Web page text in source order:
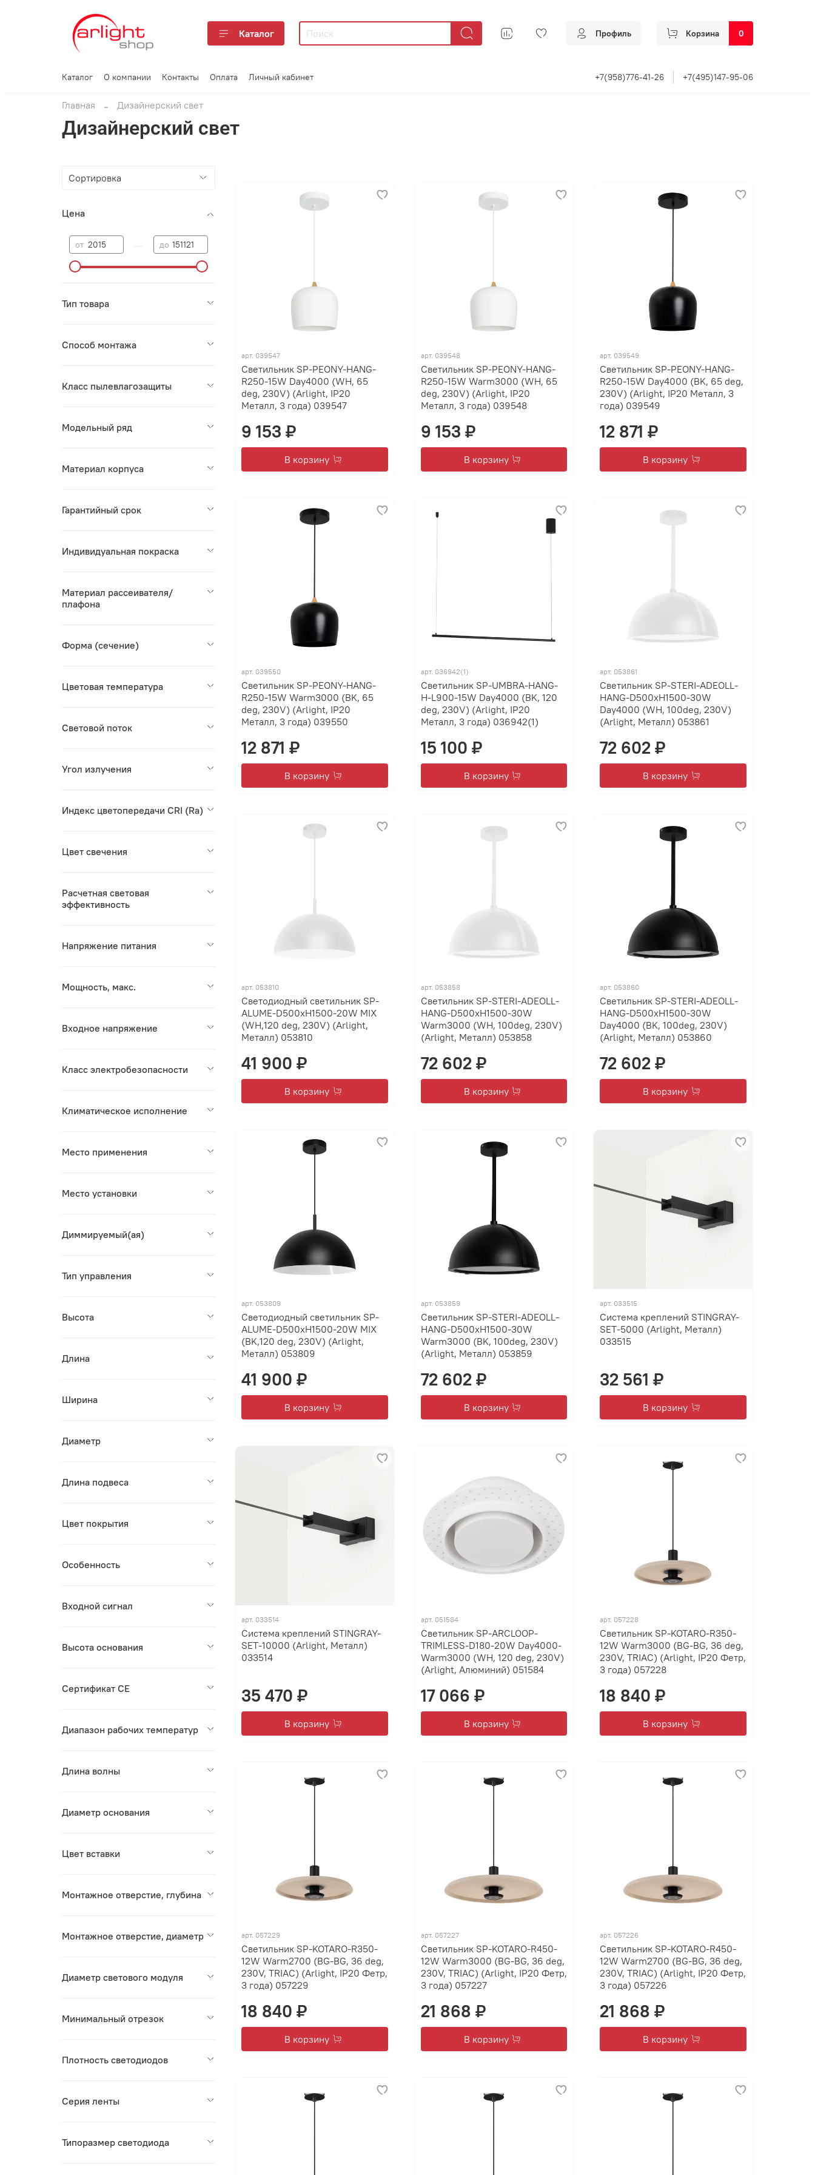
Каталог Профиль Корзина 0
Каталог О компании Контакты Оплата Личный кабинет +7(958)776-41-26 +7(495)147-95-06
Главная Дизайнерский свет
Дизайнерский свет
арт. 039547
Светильник SP-PEONY-HANG-
R250-15W Day4000 (WH, 65
deg, 230V) (Arlight, IP20
Металл, 3 года) 039547
9 153 ₽
В корзину
арт. 039548
Светильник SP-PEONY-HANG-
R250-15W Warm3000 (WH, 65
deg, 230V) (Arlight, IP20
Металл, 3 года) 039548
9 153 ₽
В корзину
арт. 039549
Светильник SP-PEONY-HANG-
R250-15W Day4000 (BK, 65 deg,
230V) (Arlight, IP20 Металл, 3
года) 039549
12 871 ₽
В корзину
арт. 039550
Светильник SP-PEONY-HANG-
R250-15W Warm3000 (BK, 65
deg, 230V) (Arlight, IP20
Металл, 3 года) 039550
12 871 ₽
В корзину
арт. 036942(1)
Светильник SP-UMBRA-HANG-
H-L900-15W Day4000 (BK, 120
deg, 230V) (Arlight, IP20
Металл, 3 года) 036942(1)
15 100 ₽
В корзину
арт. 053861
Светильник SP-STERI-ADEOLL-
HANG-D500xH1500-30W
Day4000 (WH, 100deg, 230V)
(Arlight, Металл) 053861
72 602 ₽
В корзину
арт. 053810
Светодиодный светильник SP-
ALUME-D500xH1500-20W MIX
(WH,120 deg, 230V) (Arlight,
Металл) 053810
41 900 ₽
В корзину
арт. 053858
Светильник SP-STERI-ADEOLL-
HANG-D500xH1500-30W
Warm3000 (WH, 100deg, 230V)
(Arlight, Металл) 053858
72 602 ₽
В корзину
арт. 053860
Светильник SP-STERI-ADEOLL-
HANG-D500xH1500-30W
Day4000 (BK, 100deg, 230V)
(Arlight, Металл) 053860
72 602 ₽
В корзину
арт. 053809
Светодиодный светильник SP-
ALUME-D500xH1500-20W MIX
(BK,120 deg, 230V) (Arlight,
Металл) 053809
41 900 ₽
В корзину
арт. 053859
Светильник SP-STERI-ADEOLL-
HANG-D500xH1500-30W
Warm3000 (BK, 100deg, 230V)
(Arlight, Металл) 053859
72 602 ₽
В корзину
арт. 033515
Система креплений STINGRAY-
SET-5000 (Arlight, Металл)
033515
32 561 ₽
В корзину
арт. 033514
Система креплений STINGRAY-
SET-10000 (Arlight, Металл)
033514
35 470 ₽
В корзину
арт. 051584
Светильник SP-ARCLOOP-
TRIMLESS-D180-20W Day4000-
Warm3000 (WH, 120 deg, 230V)
(Arlight, Алюминий) 051584
17 066 ₽
В корзину
арт. 057228
Светильник SP-KOTARO-R350-
12W Warm3000 (BG-BG, 36 deg,
230V, TRIAC) (Arlight, IP20 Фетр,
3 года) 057228
18 840 ₽
В корзину
арт. 057229
Светильник SP-KOTARO-R350-
12W Warm2700 (BG-BG, 36 deg,
230V, TRIAC) (Arlight, IP20 Фетр,
3 года) 057229
18 840 ₽
В корзину
арт. 057227
Светильник SP-KOTARO-R450-
12W Warm3000 (BG-BG, 36 deg,
230V, TRIAC) (Arlight, IP20 Фетр,
3 года) 057227
21 868 ₽
В корзину
арт. 057226
Светильник SP-KOTARO-R450-
12W Warm2700 (BG-BG, 36 deg,
230V, TRIAC) (Arlight, IP20 Фетр,
3 года) 057226
21 868 ₽
В корзину
Цена
от до
Тип товара
Способ монтажа
Класс пылевлагозащиты
Модельный ряд
Материал корпуса
Гарантийный срок
Индивидуальная покраска
Материал рассеивателя/
плафона
Форма (сечение)
Цветовая температура
Световой поток
Угол излучения
Индекс цветопередачи CRI (Ra)
Цвет свечения
Расчетная световая
эффективность
Напряжение питания
Мощность, макс.
Входное напряжение
Класс электробезопасности
Климатическое исполнение
Место применения
Место установки
Диммируемый(ая)
Тип управления
Высота
Длина
Ширина
Диаметр
Длина подвеса
Цвет покрытия
Особенность
Входной сигнал
Высота основания
Сертификат CE
Диапазон рабочих температур
Длина волны
Диаметр основания
Цвет вставки
Монтажное отверстие, глубина
Монтажное отверстие, диаметр
Диаметр светового модуля
Минимальный отрезок
Плотность светодиодов
Серия ленты
Типоразмер светодиода